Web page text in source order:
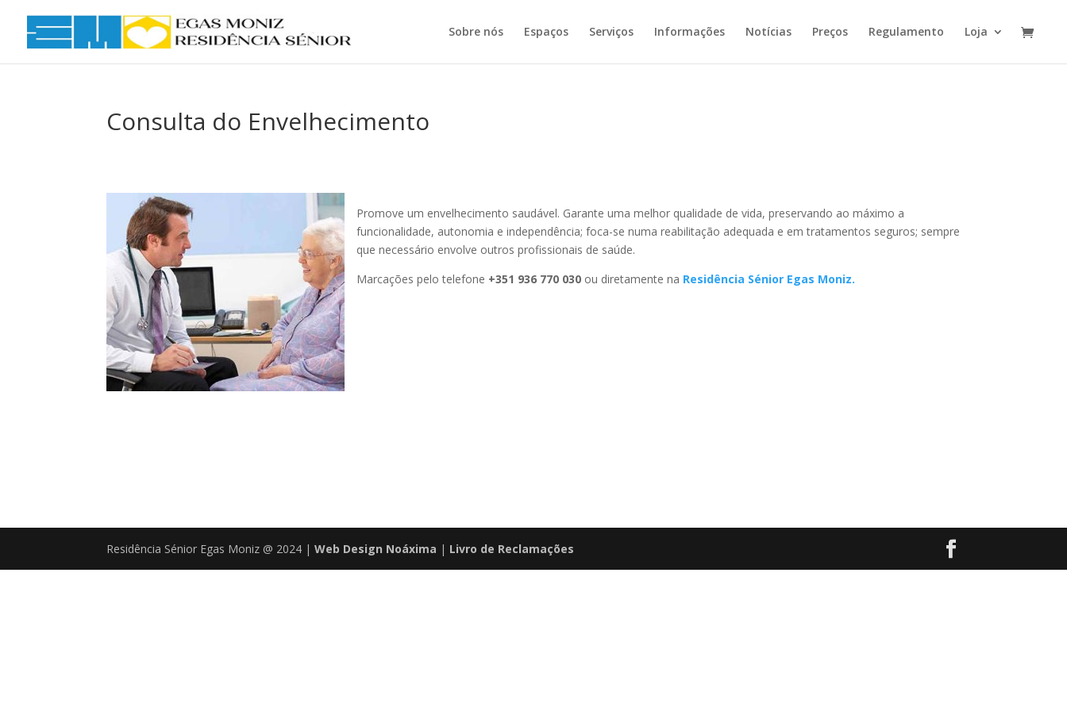
Sobre nós Espaços Serviços Informações Notícias Preços Regulamento Loja
Consulta do Envelhecimento
Promove um envelhecimento saudável. Garante uma melhor qualidade de vida, preservando ao máximo a
funcionalidade, autonomia e independência; foca-se numa reabilitação adequada e em tratamentos seguros; sempre
que necessário envolve outros profissionais de saúde.
Marcações pelo telefone +351 936 770 030 ou diretamente na Residência Sénior Egas Moniz.
Residência Sénior Egas Moniz @ 2024 |Web Design Noáxima | Livro de Reclamações